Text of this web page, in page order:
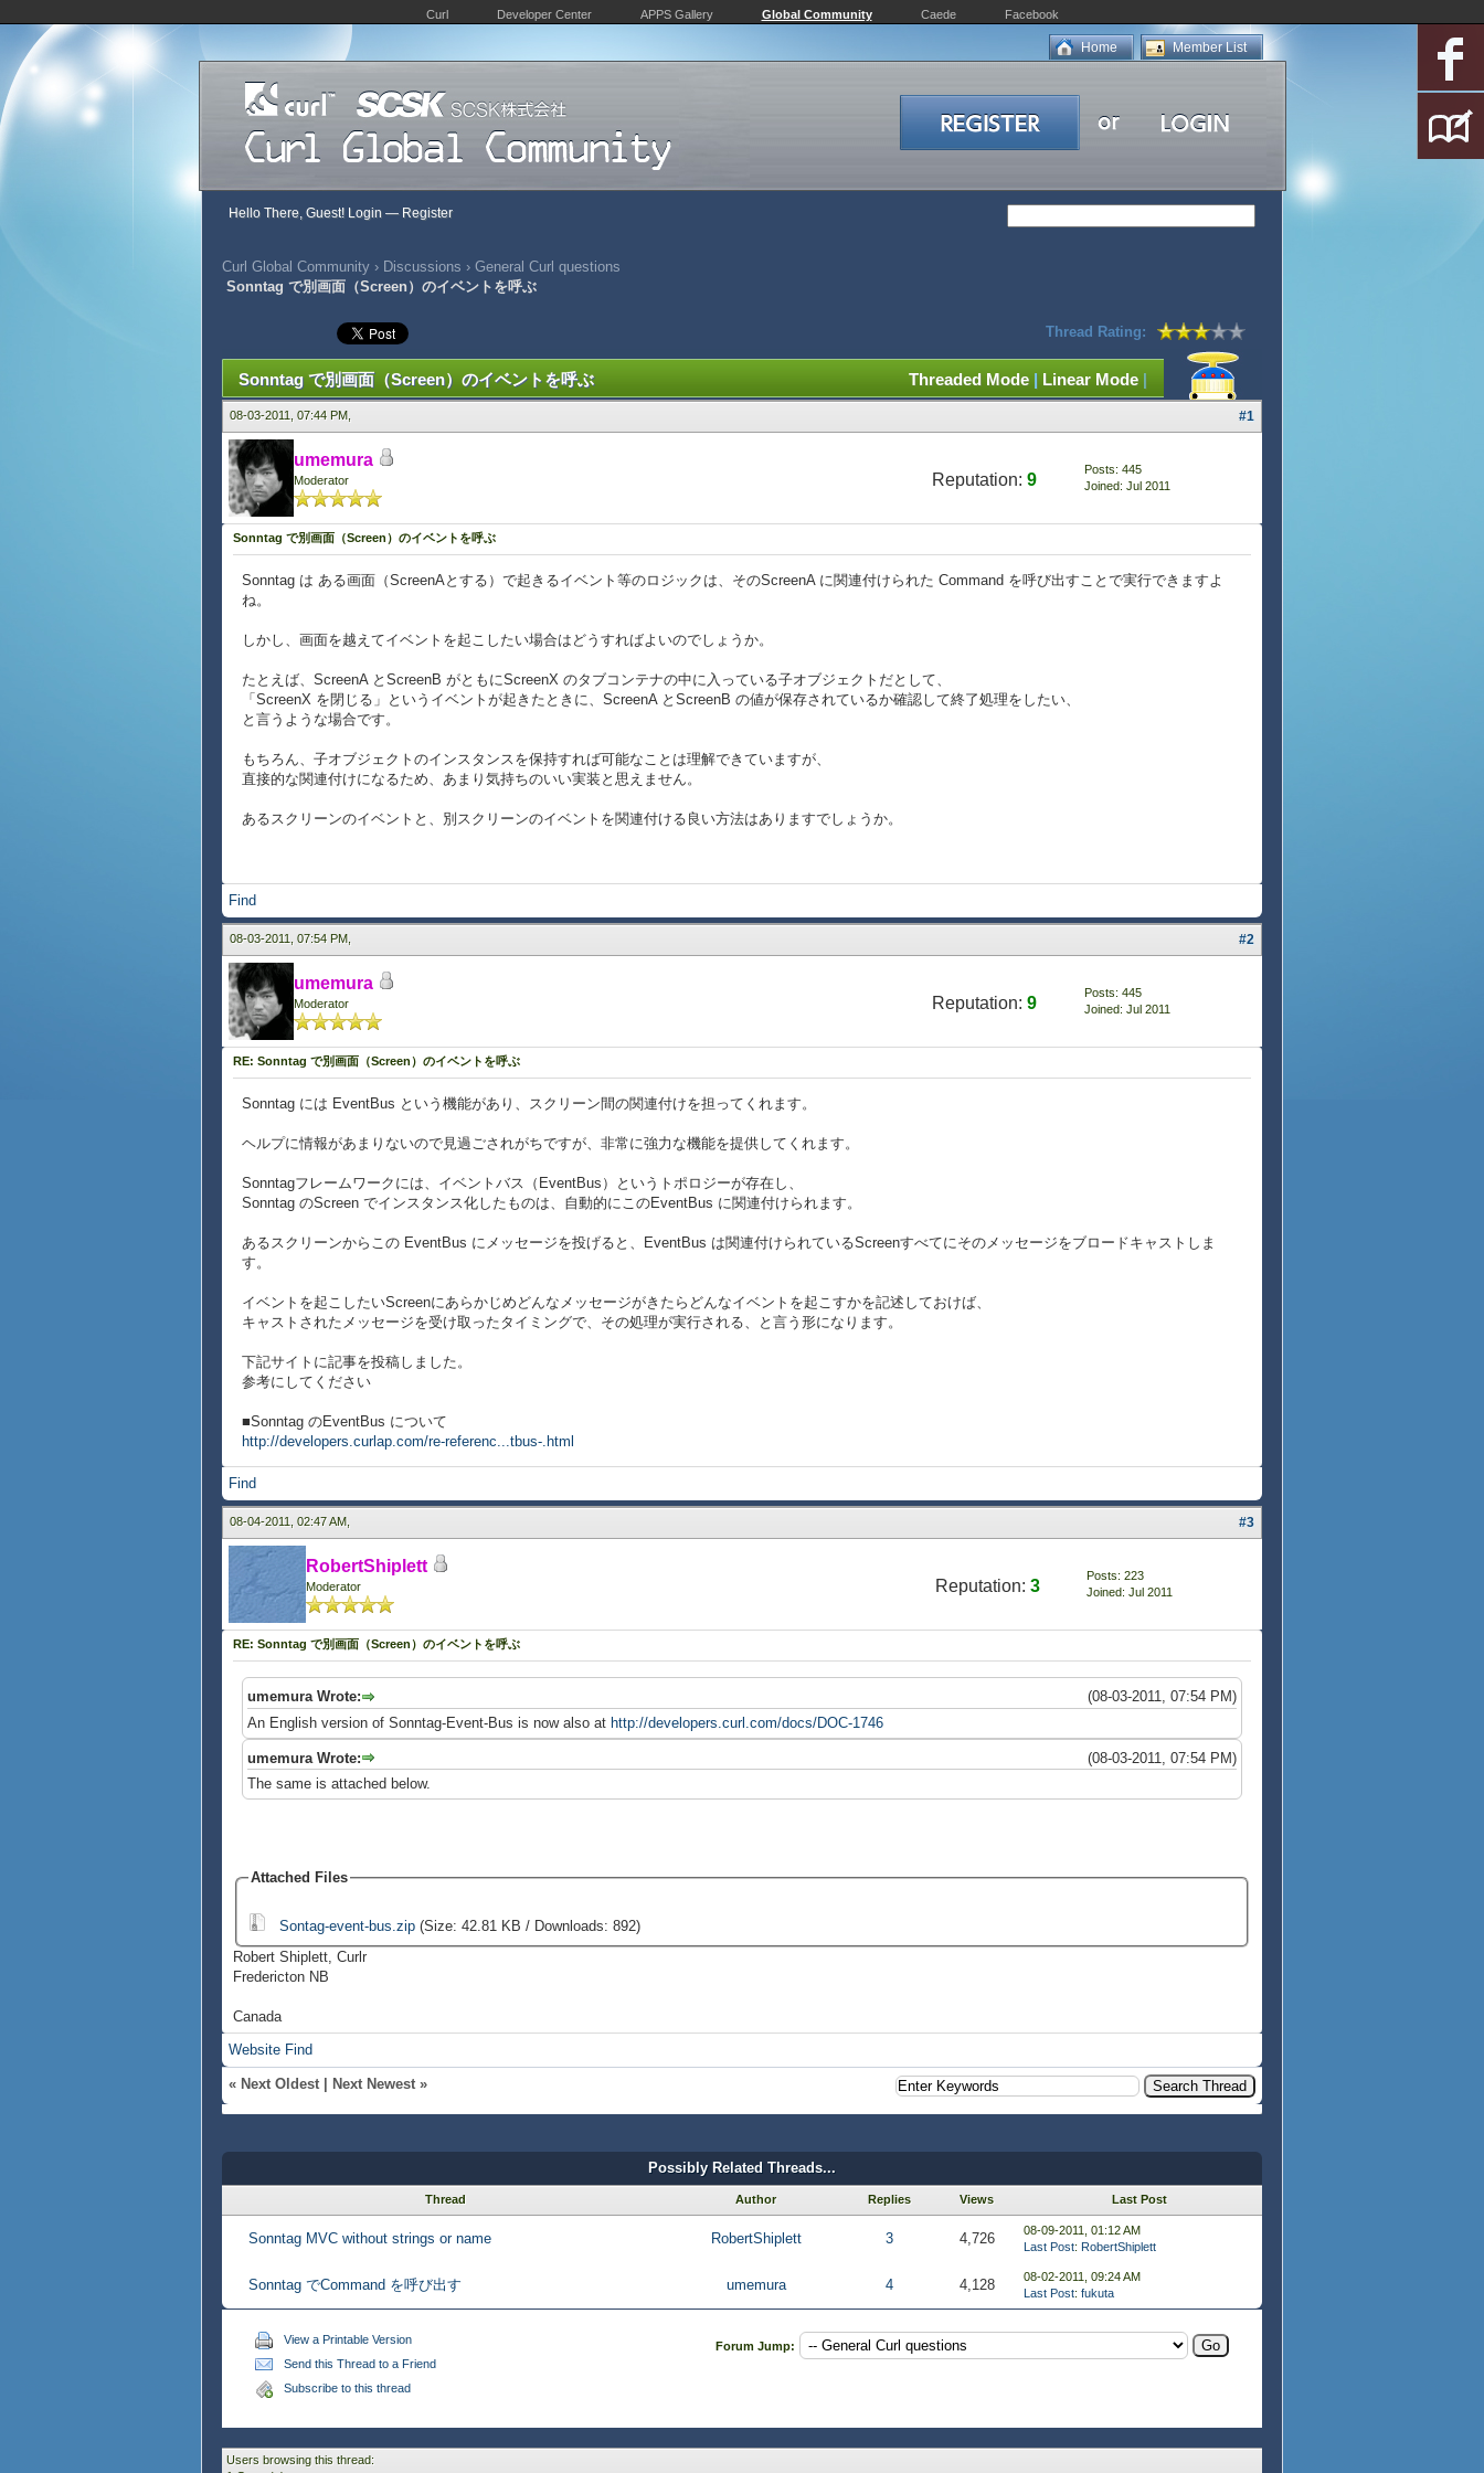
Curl Developer Center APPS Gallery Global Community Caede Facebook
Member List
Home
Hello There, Guest! Login — Register
Curl Global Community › Discussions › General Curl questions
Sonntag で別画面（Screen）のイベントを呼ぶ
Thread Rating:
Threaded Mode | Linear Mode |
Sonntag で別画面（Screen）のイベントを呼ぶ
08-03-2011, 07:44 PM, #1
umemura
Moderator Reputation: 9
Posts: 445
Joined: Jul 2011
Sonntag で別画面（Screen）のイベントを呼ぶ
Sonntag は ある画面（ScreenAとする）で起きるイベント等のロジックは、そのScreenA に関連付けられた Command を呼び出すことで実行できますよ
ね。
しかし、画面を越えてイベントを起こしたい場合はどうすればよいのでしょうか。
たとえば、ScreenA とScreenB がともにScreenX のタブコンテナの中に入っている子オブジェクトだとして、
「ScreenX を閉じる」というイベントが起きたときに、ScreenA とScreenB の値が保存されているか確認して終了処理をしたい、
と言うような場合です。
もちろん、子オブジェクトのインスタンスを保持すれば可能なことは理解できていますが、
直接的な関連付けになるため、あまり気持ちのいい実装と思えません。
あるスクリーンのイベントと、別スクリーンのイベントを関連付ける良い方法はありますでしょうか。
Find
08-03-2011, 07:54 PM, #2
umemura
Moderator Reputation: 9
Posts: 445
Joined: Jul 2011
RE: Sonntag で別画面（Screen）のイベントを呼ぶ
Sonntag には EventBus という機能があり、スクリーン間の関連付けを担ってくれます。
ヘルプに情報があまりないので見過ごされがちですが、非常に強力な機能を提供してくれます。
Sonntagフレームワークには、イベントバス（EventBus）というトポロジーが存在し、
Sonntag のScreen でインスタンス化したものは、自動的にこのEventBus に関連付けられます。
あるスクリーンからこの EventBus にメッセージを投げると、EventBus は関連付けられているScreenすべてにそのメッセージをブロードキャストしま
す。
イベントを起こしたいScreenにあらかじめどんなメッセージがきたらどんなイベントを起こすかを記述しておけば、
キャストされたメッセージを受け取ったタイミングで、その処理が実行される、と言う形になります。
下記サイトに記事を投稿しました。
参考にしてください
■Sonntag のEventBus について
http://developers.curlap.com/re-referenc...tbus-.html
Find
08-04-2011, 02:47 AM, #3
RobertShiplett
Moderator Reputation: 3
Posts: 223
Joined: Jul 2011
RE: Sonntag で別画面（Screen）のイベントを呼ぶ
(08-03-2011, 07:54 PM)
umemura Wrote:
An English version of Sonntag-Event-Bus is now also at http://developers.curl.com/docs/DOC-1746
(08-03-2011, 07:54 PM)
umemura Wrote:
The same is attached below.
Attached Files
Sontag-event-bus.zip(Size: 42.81 KB / Downloads: 892)
Robert Shiplett, Curlr
Fredericton NB
Canada
Website Find
« Next Oldest Next Newest »
Possibly Related Threads...
Thread Author Replies Views Last Post
Sonntag MVC without strings or name RobertShiplett 3 4,726
08-09-2011, 01:12 AM
Last Post: RobertShiplett
Sonntag でCommand を呼び出す umemura 4 4,128
08-02-2011, 09:24 AM
Last Post: fukuta
View a Printable Version
Send this Thread to a Friend
Subscribe to this thread
Forum Jump:
Users browsing this thread: